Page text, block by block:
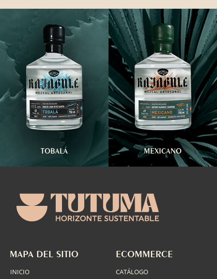
TOBALÁ MEXICANO
MAPA DEL SITIO
INICIO
ECOMMERCE
CATÁLOGO